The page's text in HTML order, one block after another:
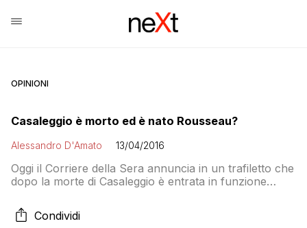
OPINIONI
Casaleggio è morto ed è nato Rousseau?
Alessandro D'Amato 13/04/2016
Oggi il Corriere della Sera annuncia in un trafiletto che
dopo la morte di Casaleggio è entrata in funzione
Per lui era il simbolo dell’innovazione politica e della
democrazia partecipata: uno dei lasciti di Casaleggio al
Condividi